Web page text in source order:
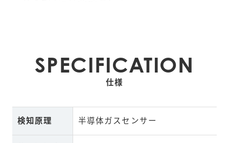
SPECIFICATION
仕様
検知原理 半導体ガスセンサー